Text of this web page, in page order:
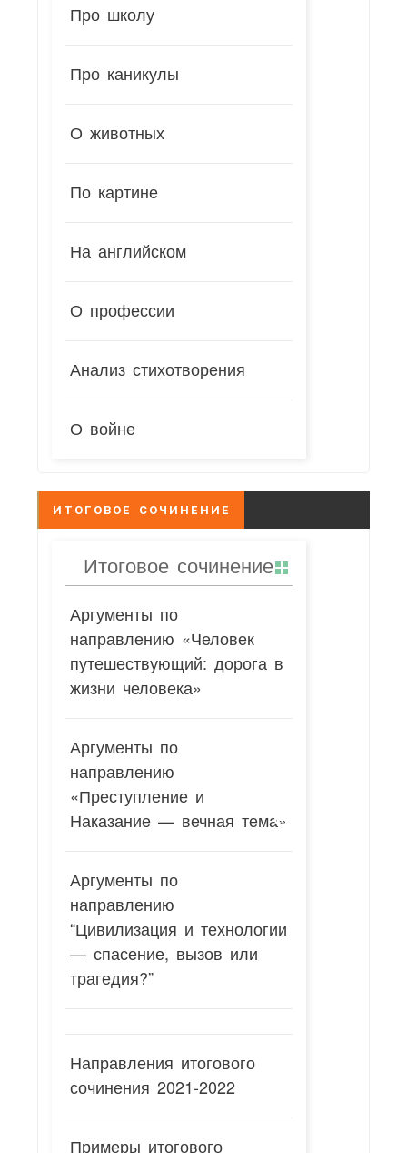
Про школу
Про каникулы
О животных
По картине
На английском
О профессии
Анализ стихотворения
О войне
ИТОГОВОЕ СОЧИНЕНИЕ
Итоговое сочинение
Аргументы по
направлению «Человек
путешествующий: дорога в
жизни человека»
Аргументы по
направлению
«Преступление и
Наказание — вечная тема»
Аргументы по
направлению
“Цивилизация и технологии
— спасение, вызов или
трагедия?”
Направления итогового
сочинения 2021-2022
Примеры итогового